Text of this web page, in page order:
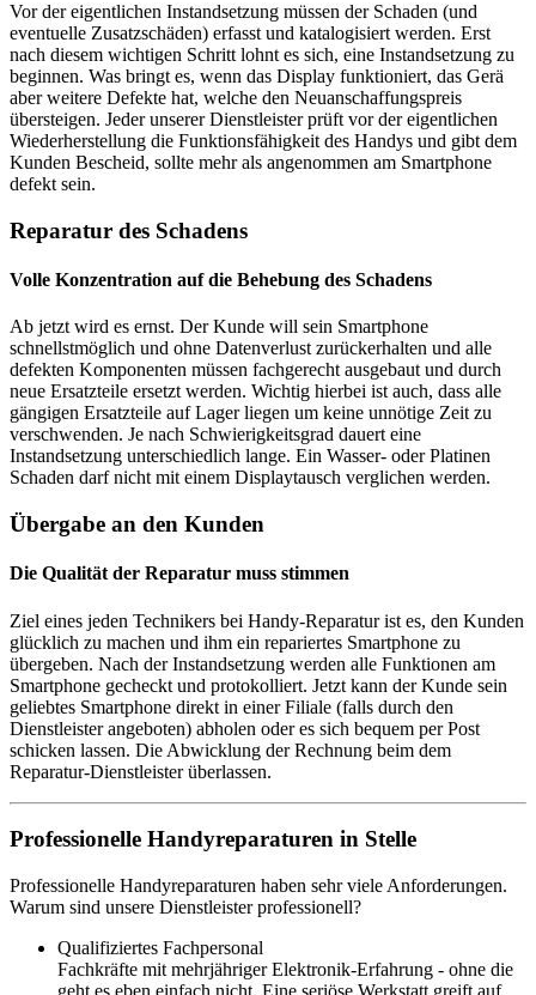
Vor der eigentlichen Instandsetzung müssen der Schaden (und
eventuelle Zusatzschäden) erfasst und katalogisiert werden. Erst
nach diesem wichtigen Schritt lohnt es sich, eine Instandsetzung zu
beginnen. Was bringt es, wenn das Display funktioniert, das Gerä
aber weitere Defekte hat, welche den Neuanschaffungspreis
übersteigen. Jeder unserer Dienstleister prüft vor der eigentlichen
Wiederherstellung die Funktionsfähigkeit des Handys und gibt dem
Kunden Bescheid, sollte mehr als angenommen am Smartphone
defekt sein.
Reparatur des Schadens
Volle Konzentration auf die Behebung des Schadens
Ab jetzt wird es ernst. Der Kunde will sein Smartphone
schnellstmöglich und ohne Datenverlust zurückerhalten und alle
defekten Komponenten müssen fachgerecht ausgebaut und durch
neue Ersatzteile ersetzt werden. Wichtig hierbei ist auch, dass alle
gängigen Ersatzteile auf Lager liegen um keine unnötige Zeit zu
verschwenden. Je nach Schwierigkeitsgrad dauert eine
Instandsetzung unterschiedlich lange. Ein Wasser- oder Platinen
Schaden darf nicht mit einem Displaytausch verglichen werden.
Übergabe an den Kunden
Die Qualität der Reparatur muss stimmen
Ziel eines jeden Technikers bei Handy-Reparatur ist es, den Kunden
glücklich zu machen und ihm ein repariertes Smartphone zu
übergeben. Nach der Instandsetzung werden alle Funktionen am
Smartphone gecheckt und protokolliert. Jetzt kann der Kunde sein
geliebtes Smartphone direkt in einer Filiale (falls durch den
Dienstleister angeboten) abholen oder es sich bequem per Post
schicken lassen. Die Abwicklung der Rechnung beim dem
Reparatur-Dienstleister überlassen.
Professionelle Handyreparaturen in Stelle
Professionelle Handyreparaturen haben sehr viele Anforderungen.
Warum sind unsere Dienstleister professionell?
Qualifiziertes Fachpersonal
Fachkräfte mit mehrjähriger Elektronik-Erfahrung - ohne die
geht es eben einfach nicht. Eine seriöse Werkstatt greift auf